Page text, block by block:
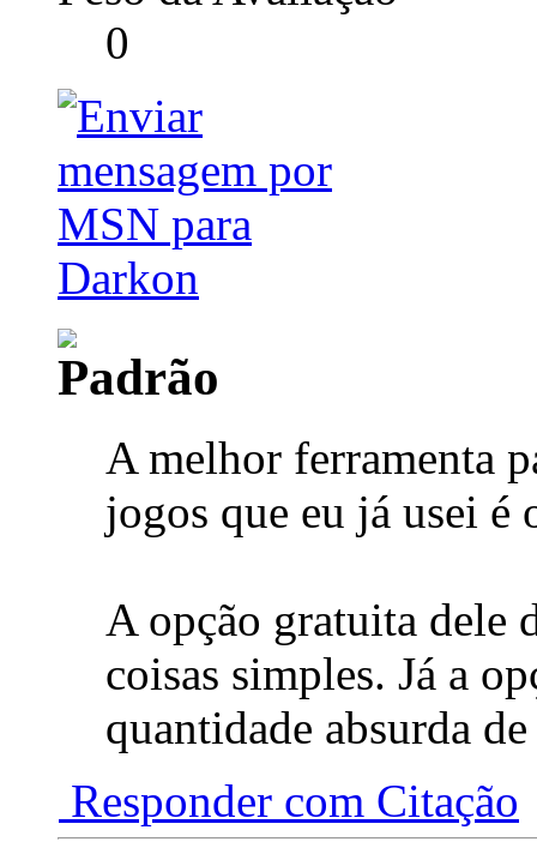
0
A melhor ferramenta
jogos que eu já usei é
A opção gratuita dele
coisas simples. Já a
quantidade absurda
Responder com Citação